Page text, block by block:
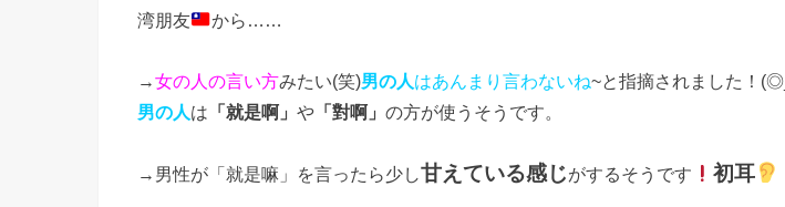
湾朋友
から ……
→女の人の言い方みたい(笑)男の人はあんまり言わないね~と指摘されました！(◎
男の人は 「就是啊」 や 「對啊」 の方が使うそうです。
→ 男性が「就是嘛」を言ったら少し甘えている感じがするそうです 初耳